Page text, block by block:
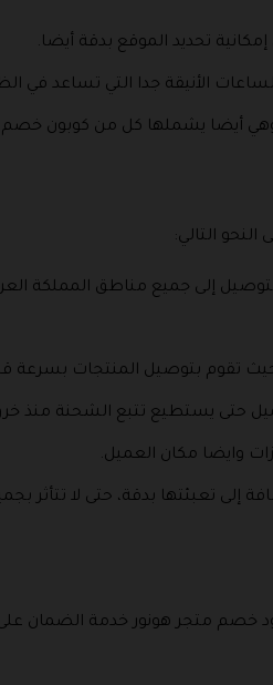
تحديد الموقع بدقة أيضا.
الأنيقة جدا التي تساعد في
وهي أيضا يشملها كل من كوبون خصم
التالي:
إلى جميع مناطق المملكة
بتوصيل المنتجات بسرعة
حتى يستطيع تتبع الشحنة منذ
بتغليف المنتجات جيدا، بالإضافة إلى تعبئتها
خصم متجر هونور خدمة الضمان على